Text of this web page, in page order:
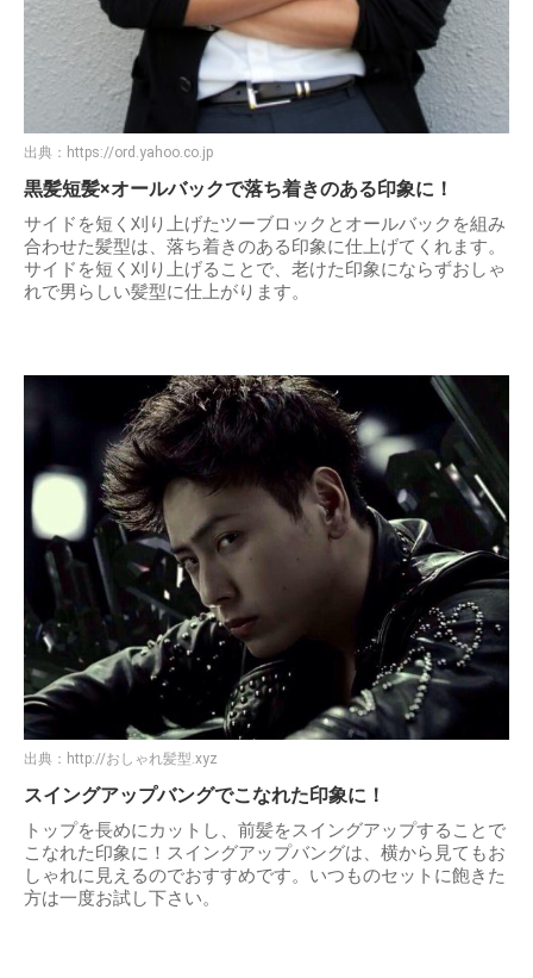
出典： https://ord.yahoo.co.jp
黒髪短髪×オールバックで落ち着きのある印象に！
サイドを短く刈り上げたツーブロックとオールバックを組み
合わせた髪型は、落ち着きのある印象に仕上げてくれます。
サイドを短く刈り上げることで、老けた印象にならずおしゃ
れで男らしい髪型に仕上がります。
出典： http://おしゃれ髪型.xyz
スイングアップバングでこなれた印象に！
トップを長めにカットし、前髪をスイングアップすることで
こなれた印象に！スイングアップバングは、横から見てもお
しゃれに見えるのでおすすめです。いつものセットに飽きた
方は一度お試し下さい。